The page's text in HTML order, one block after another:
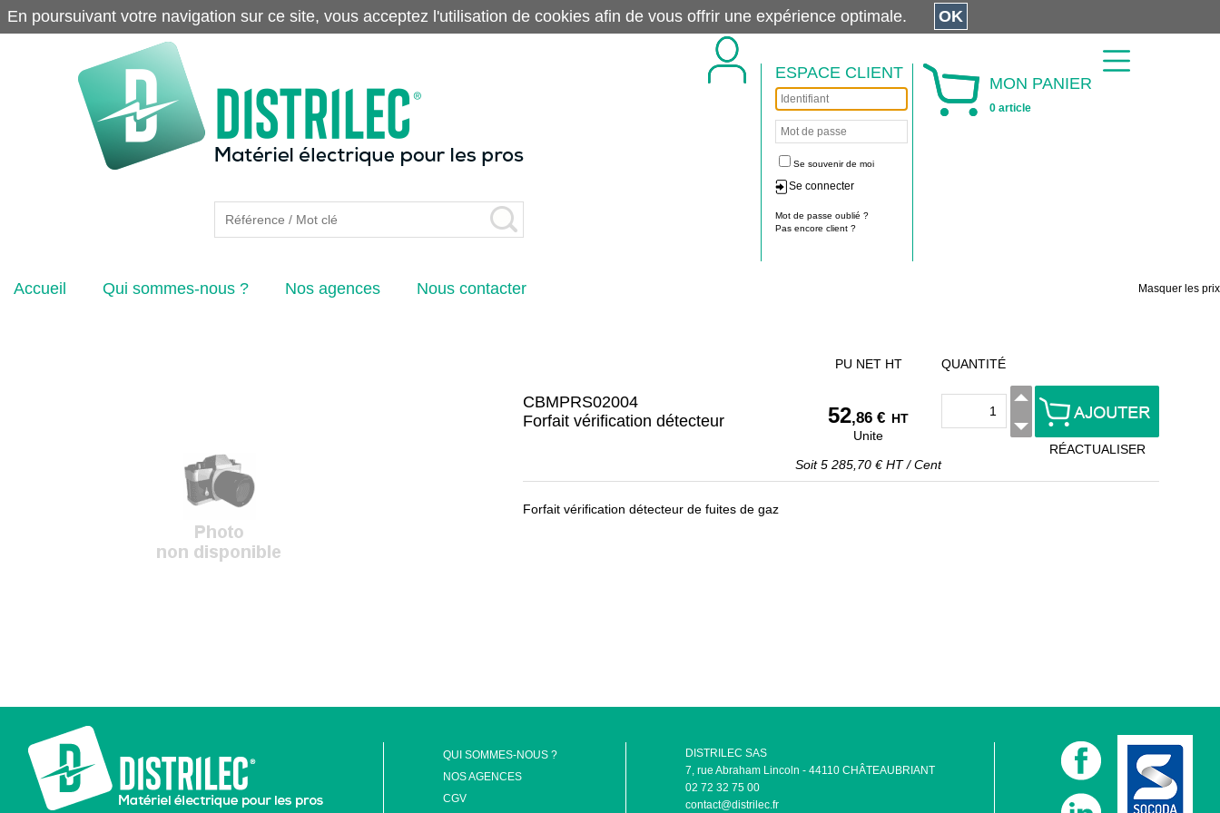
ESPACE CLIENT
Se souvenir de moi
Se connecter
Mot de passe oublié ?
Pas encore client ?
MON PANIER
0 article
Accueil Qui sommes-nous ? Nos agences Nous contacter Masquer les prix
CBMPRS02004
Forfait vérification détecteur
PU NET HT
52,86 € HT
Unite
Soit5 285,70 € HT/Cent
QUANTITÉ
RÉACTUALISER
Forfait vérification détecteur de fuites de gaz
QUI SOMMES-NOUS ?
NOS AGENCES
CGV
DISTRILEC SAS
7, rue Abraham Lincoln - 44110 CHÂTEAUBRIANT
02 72 32 75 00
contact@distrilec.fr
En poursuivant votre navigation sur ce site, vous acceptez l'utilisation de cookies afin de vous offrir une expérience optimale. OK